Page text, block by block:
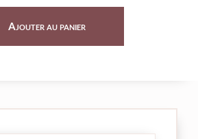
Ajouter au panier